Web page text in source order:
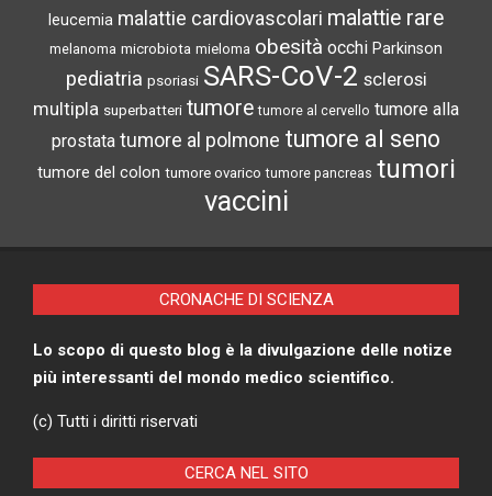
leucemia malattie cardiovascolari malattie rare
melanoma microbiota mieloma obesità occhi Parkinson
pediatria psoriasi SARS-CoV-2 sclerosi
multipla superbatteri tumore tumore al cervello tumore alla
prostata tumore al polmone tumore al seno
tumore del colon tumore ovarico tumore pancreas tumori
vaccini
CRONACHE DI SCIENZA
Lo scopo di questo blog è la divulgazione delle notize
più interessanti del mondo medico scientifico.
(c) Tutti i diritti riservati
CERCA NEL SITO